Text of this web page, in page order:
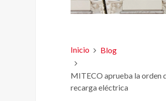
Inicio Blog
MITECO aprueba la orden
recarga eléctrica